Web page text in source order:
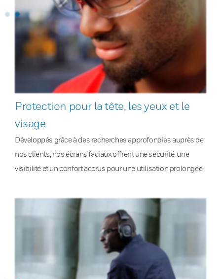
Protection pour la tête, les yeux et le
visage
Développés grâce à des recherches approfondies auprès de
nos clients, nos écrans faciaux offrent une sécurité, une
visibilité et un confort accrus pour une utilisation prolongée.